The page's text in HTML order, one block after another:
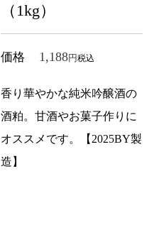
（1kg）
価格 1,188 税込
香り華やかな純米吟醸酒の
酒粕。甘酒やお菓子作りに
オススメです。【2025BY製
造】